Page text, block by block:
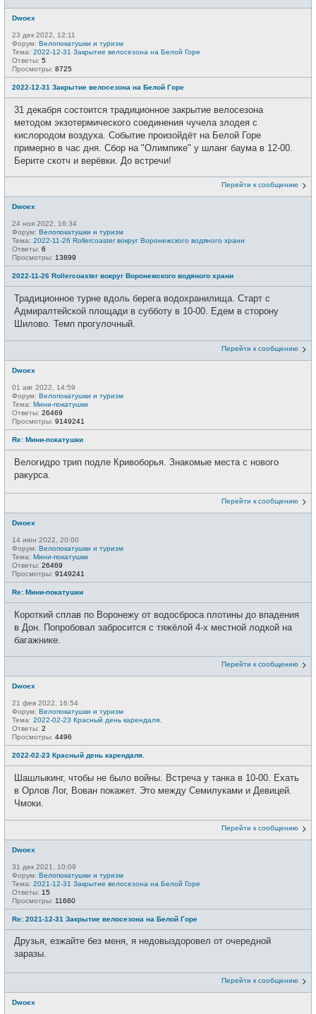
Dwoex
23 дек 2022, 12:11
Форум: Велопокатушки и туризм
Тема: 2022-12-31 Закрытие велосезона на Белой Горе
Ответы: 5
Просмотры: 8725
2022-12-31 Закрытие велосезона на Белой Горе
31 декабря состоится традиционное закрытие велосезона
методом экзотермического соединения чучела злодея с
кислородом воздуха. Событие произойдёт на Белой Горе
примерно в час дня. Сбор на "Олимпике" у шланг баума в 12-00.
Берите скотч и верёвки. До встречи!
Перейти к сообщению
Dwoex
24 ноя 2022, 16:34
Форум: Велопокатушки и туризм
Тема: 2022-11-26 Rollercoaster вокруг Воронежского водяного храни
Ответы: 6
Просмотры: 13899
2022-11-26 Rollercoaster вокруг Воронежского водяного храни
Традиционное турне вдоль берега водохранилища. Старт с
Адмиралтейской площади в субботу в 10-00. Едем в сторону
Шилово. Темп прогулочный.
Перейти к сообщению
Dwoex
01 авг 2022, 14:59
Форум: Велопокатушки и туризм
Тема: Мини-покатушки
Ответы: 26469
Просмотры: 9149241
Re: Мини-покатушки
Велогидро трип подле Кривоборья. Знакомые места с нового
ракурса.
Перейти к сообщению
Dwoex
14 июн 2022, 20:00
Форум: Велопокатушки и туризм
Тема: Мини-покатушки
Ответы: 26469
Просмотры: 9149241
Re: Мини-покатушки
Короткий сплав по Воронежу от водосброса плотины до впадения
в Дон. Попробовал забросится с тяжёлой 4-х местной лодкой на
багажнике.
Перейти к сообщению
Dwoex
21 фев 2022, 16:54
Форум: Велопокатушки и туризм
Тема: 2022-02-23 Красный день карендаля.
Ответы: 2
Просмотры: 4496
2022-02-23 Красный день карендаля.
Шашлыкинг, чтобы не было войны. Встреча у танка в 10-00. Ехать
в Орлов Лог, Вован покажет. Это между Семилуками и Девицей.
Чмоки.
Перейти к сообщению
Dwoex
31 дек 2021, 10:09
Форум: Велопокатушки и туризм
Тема: 2021-12-31 Закрытие велосезона на Белой Горе
Ответы: 15
Просмотры: 11660
Re: 2021-12-31 Закрытие велосезона на Белой Горе
Друзья, езжайте без меня, я недовыздоровел от очередной
заразы.
Перейти к сообщению
Dwoex